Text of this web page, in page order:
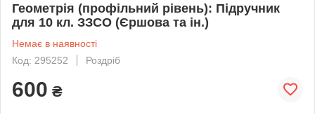
Геометрія (профільний рівень): Підручник
для 10 кл. ЗЗСО (Єршова та ін.)
Немає в наявності
Код: 295252
Роздріб
600 ₴